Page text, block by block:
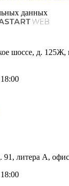
данных
шоссе, д. 125Ж,
91, литера А,